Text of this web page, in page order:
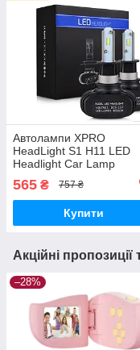
Автолампи XPRO
HeadLight S1 H11 LED
Headlight Car Lamp
8000lm 6500K 50W
32V чорний (MER-
11004_248)
565 ₴ 757 ₴
Купити
Акційні
–28%